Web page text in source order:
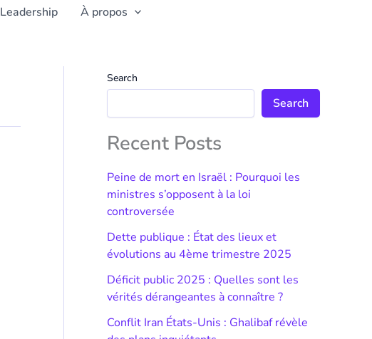
Leadership À propos
Search
Search
Recent Posts
Peine de mort en Israël : Pourquoi les
ministres s’opposent à la loi
controversée
Dette publique : État des lieux et
évolutions au 4ème trimestre 2025
Déficit public 2025 : Quelles sont les
vérités dérangeantes à connaître ?
Conflit Iran États-Unis : Ghalibaf révèle